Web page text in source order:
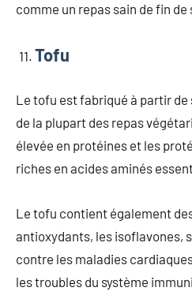
comme un repas sain de fin de
Tofu
Le tofu est fabriqué à partir
de la plupart des repas
élevée en protéines et les
riches en acides aminés
Le tofu contient également
antioxydants, les isoflavones,
contre les maladies
les troubles du système